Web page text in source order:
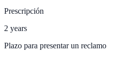
Prescripción
2 years
Plazo para presentar un reclamo